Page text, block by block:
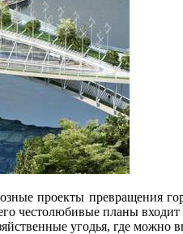
проекты превращения
честолюбивые планы входит
угодья, где